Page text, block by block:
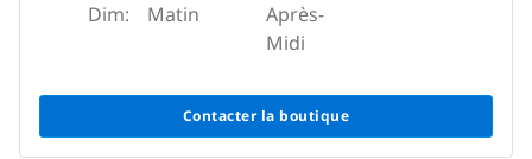
Dim:
Matin
Après-
Midi
Contacter la boutique